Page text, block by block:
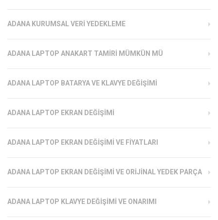
ADANA KURUMSAL VERI YEDEKLEME
ADANA LAPTOP ANAKART TAMIRI MÜMKÜN MÜ
ADANA LAPTOP BATARYA VE KLAVYE DEĞIŞIMI
ADANA LAPTOP EKRAN DEĞIŞIMI
ADANA LAPTOP EKRAN DEĞIŞIMI VE FIYATLARI
ADANA LAPTOP EKRAN DEĞIŞIMI VE ORIJINAL YEDEK PARÇA
ADANA LAPTOP KLAVYE DEĞIŞIMI VE ONARIMI